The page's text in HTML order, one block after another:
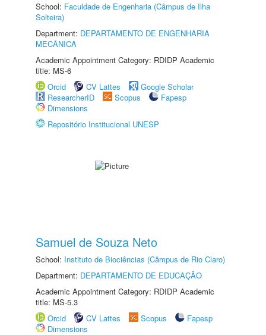
School: Faculdade de Engenharia (Câmpus de Ilha
Solteira)
Department: DEPARTAMENTO DE ENGENHARIA
MECÂNICA
Academic Appointment Category: RDIDP Academic
title: MS-6
Orcid
CV Lattes
Google Scholar
ResearcherID
Scopus
Fapesp
Dimensions
Repositório Institucional UNESP
Samuel de Souza Neto
School: Instituto de Biociências (Câmpus de Rio Claro)
Department: DEPARTAMENTO DE EDUCAÇÃO
Academic Appointment Category: RDIDP Academic
title: MS-5.3
Orcid
CV Lattes Scopus
Fapesp
Dimensions